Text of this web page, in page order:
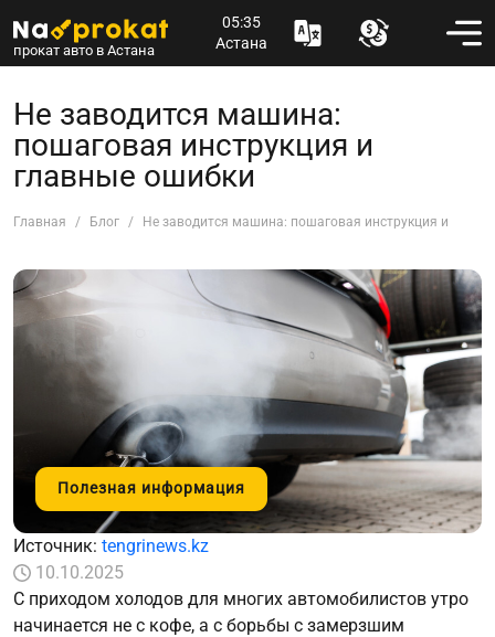
прокат авто в Астана
05:35
Астана
Не заводится машина:
пошаговая инструкция и
главные ошибки
Главная Блог Не заводится машина: пошаговая инструкция и
Полезная информация
Источник: tengrinews.kz
10.10.2025
С приходом холодов для многих автомобилистов утро
начинается не с кофе, а с борьбы с замерзшим